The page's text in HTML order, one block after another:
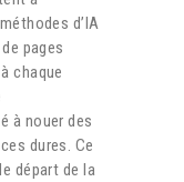
d’IA
pages
chaque
à nouer des
dures. Ce
départ de la